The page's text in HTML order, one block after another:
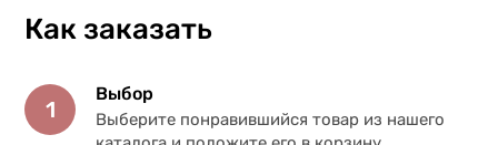
Как заказать
1
Выбор
Выберите понравившийся товар из нашего